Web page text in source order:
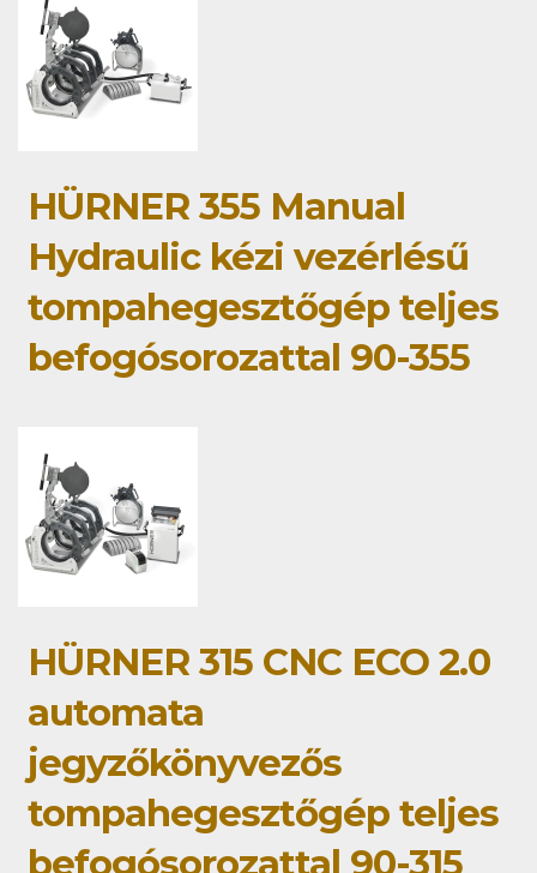
HÜRNER 355 Manual
Hydraulic kézi vezérlésű
tompahegesztőgép teljes
befogósorozattal 90-355
HÜRNER 315 CNC ECO 2.0
automata
jegyzőkönyvezős
tompahegesztőgép teljes
befogósorozattal 90-315